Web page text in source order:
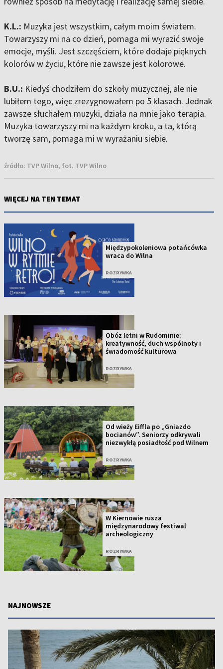
K.L.: Muzyka jest wszystkim, całym moim światem.
Towarzyszy mi na co dzień, pomaga mi wyrazić swoje
emocje, myśli. Jest szczęściem, które dodaje pięknych
kolorów w życiu, które nie zawsze jest kolorowe.
B.U.: Kiedyś chodziłem do szkoły muzycznej, ale nie
lubiłem tego, więc zrezygnowałem po 5 klasach. Jednak
zawsze słuchałem muzyki, działa na mnie jako terapia.
Muzyka towarzyszy mi na każdym kroku, a ta, którą
tworzę sam, pomaga mi w wyrażaniu siebie.
źródło: TVP Wilno, fot. TVP Wilno
WIĘCEJ NA TEN TEMAT
Międzypokoleniowa potańcówka
wraca do Wilna
ROZRYWKA
Obóz letni w Rudominie:
kreatywność, duch wspólnoty i
świadomość kulturowa
ROZRYWKA
Od wieży Eiffla po „Gniazdo
bocianów”. Seniorzy odkrywali
niezwykłą posiadłość pod Wilnem
ROZRYWKA
W Kiernowie rusza
międzynarodowy festiwal
archeologiczny
ROZRYWKA
NAJNOWSZE